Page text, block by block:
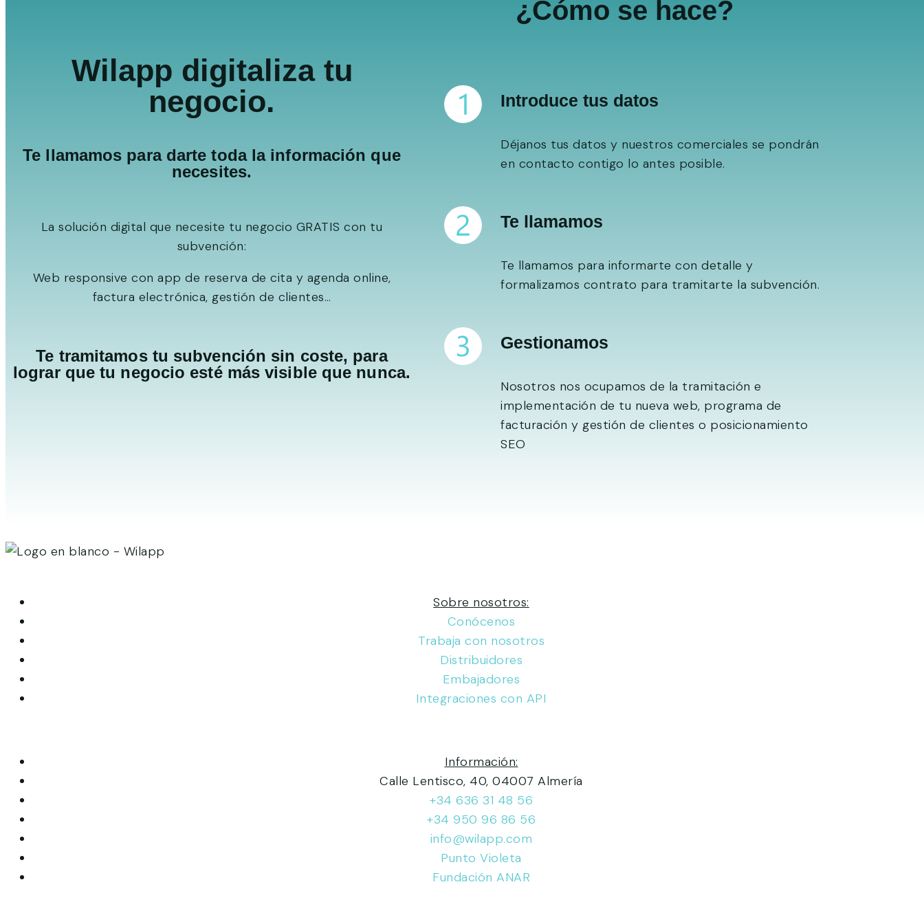
Wilapp digitaliza tu
negocio.
Te llamamos para darte toda la información que
necesites.
La solución digital que necesite tu negocio GRATIS con tu
subvención:
Web responsive con app de reserva de cita y agenda online,
factura electrónica, gestión de clientes…
Te tramitamos tu subvención sin coste, para
lograr que tu negocio esté más visible que nunca.
¿Cómo se hace?
Introduce tus datos
Déjanos tus datos y nuestros comerciales se pondrán
en contacto contigo lo antes posible.
Te llamamos
Te llamamos para informarte con detalle y
formalizamos contrato para tramitarte la subvención.
Gestionamos
Nosotros nos ocupamos de la tramitación e
implementación de tu nueva web, programa de
facturación y gestión de clientes o posicionamiento
SEO
Sobre nosotros:
Conócenos
Trabaja con nosotros
Distribuidores
Embajadores
Integraciones con API
Información:
Calle Lentisco, 40, 04007 Almería
+34 636 31 48 56
+34 950 96 86 56
info@wilapp.com
Punto Violeta
Fundación ANAR